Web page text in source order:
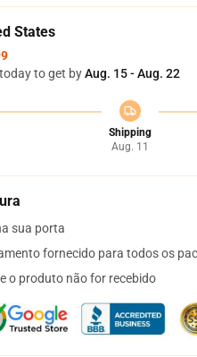
States
to get byAug. 15 - Aug. 22
Shipping
Aug. 11
sua porta
fornecido para todos os
o produto não for recebido